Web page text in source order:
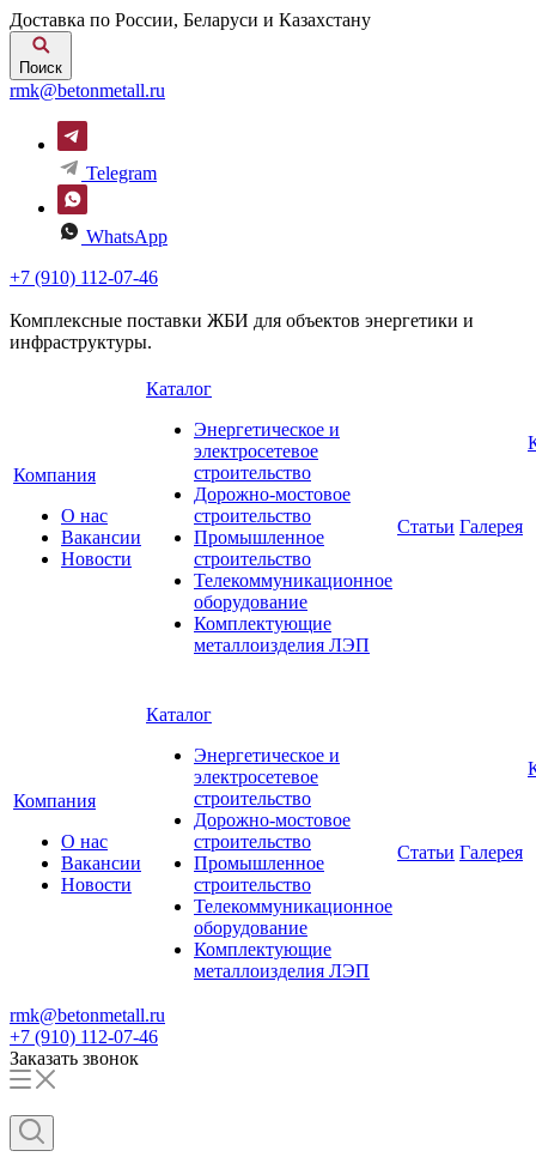
Доставка по России, Беларуси и Казахстану
Поиск
rmk@betonmetall.ru
Telegram
WhatsApp
+7 (910) 112-07-46
Комплексные поставки ЖБИ для объектов энергетики и
инфраструктуры.
Компания
О нас
Вакансии
Новости
Каталог
Энергетическое и
электросетевое
строительство
Дорожно-мостовое
строительство
Промышленное
строительство
Телекоммуникационное
оборудование
Комплектующие
металлоизделия ЛЭП
Статьи Галерея
Компания
О нас
Вакансии
Новости
Каталог
Энергетическое и
электросетевое
строительство
Дорожно-мостовое
строительство
Промышленное
строительство
Телекоммуникационное
оборудование
Комплектующие
металлоизделия ЛЭП
Статьи Галерея
rmk@betonmetall.ru
+7 (910) 112-07-46
Заказать звонок